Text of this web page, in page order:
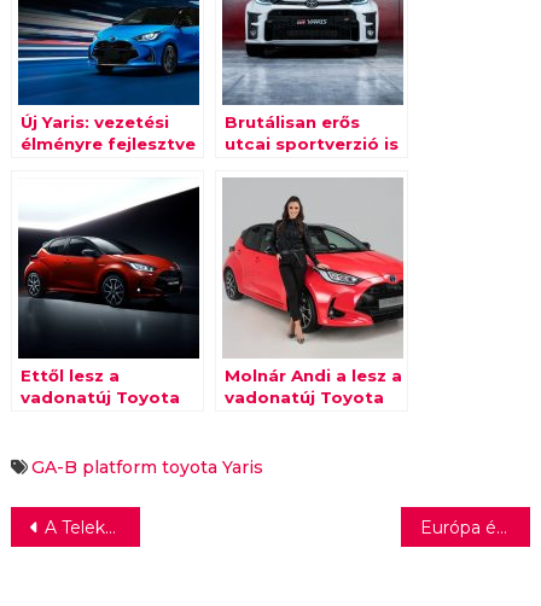
Új Yaris: vezetési
élményre fejlesztve
Brutálisan erős
utcai sportverzió is
Ettől lesz a
vadonatúj Toyota
kisautója
Molnár Andi a lesz a
vadonatúj Toyota
GA-B platform toyota Yaris
Bejegyzés
A Telekom új székházában avatták újra Puskás Tivadar szobrát Európa évente 500 milliárd euró értékű energiát pazarol el